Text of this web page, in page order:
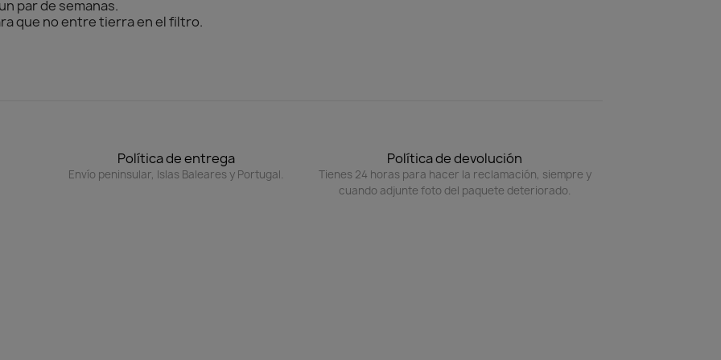
par de semanas.
que no entre tierra en el filtro.
Política de entrega
Envío peninsular, Islas Baleares y Portugal.
Política de devolución
Tienes 24 horas para hacer la reclamación, siempre y
cuando adjunte foto del paquete deteriorado.